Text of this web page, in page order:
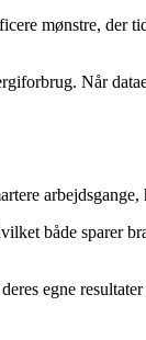
mønstre, der
Når
både sparer
egne